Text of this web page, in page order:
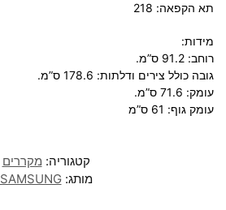
תא הקפאה: 218
מידות:
רוחב: 91.2 ס”מ.
גובה כולל צירים ודלתות: 178.6 ס”מ.
עומק: 71.6 ס”מ.
עומק גוף: 61 ס”מ
קטגוריה: מקררים
מותג:SAMSUNG